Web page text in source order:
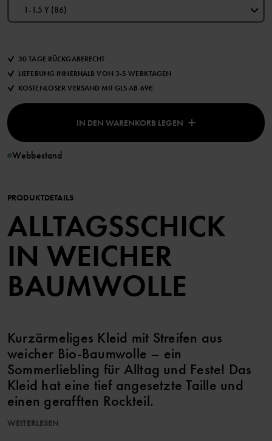
1-1.5 Y (86)
30 TAGE RÜCKGABERECHT
LIEFERUNG INNERHALB VON 3-5 WERKTAGEN
KOSTENLOSER VERSAND MIT GLS AB 69€
IN DEN WARENKORB LEGEN
Webbestand
PRODUKTDETAILS
ALLTAGSSCHICK
IN WEICHER
BAUMWOLLE
Kurzärmeliges Kleid mit Streifen aus
weicher Bio-Baumwolle – ein
Sommerliebling für Alltag und Feste! Das
Kleid hat eine tief angesetzte Taille und
einen gerafften Rockteil.
WEITERLESEN